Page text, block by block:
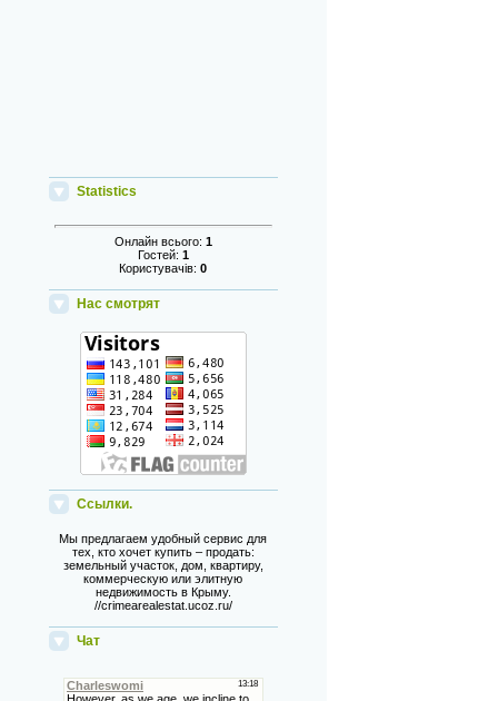
Statistics
Онлайн всього: 1
Гостей: 1
Користувачів:0
Нас смотрят
Ссылки.
Мы предлагаем удобный сервис для
тех, кто хочет купить – продать:
земельный участок, дом, квартиру,
коммерческую или элитную
недвижимость в Крыму.
//crimearealestat.ucoz.ru/
Чат